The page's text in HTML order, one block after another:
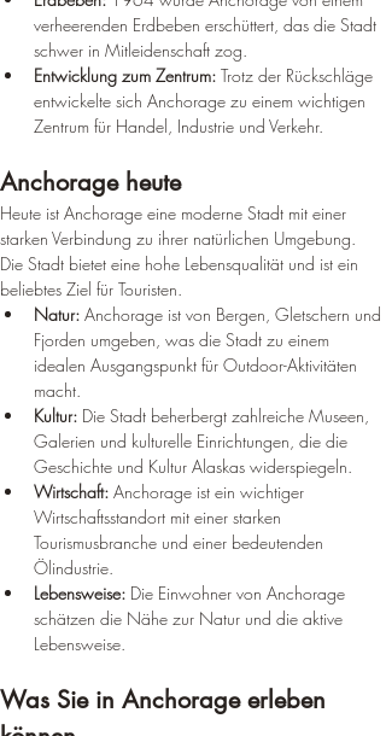
verheerenden Erdbeben erschüttert, das die Stadt
schwer in Mitleidenschaft zog.
Entwicklung zum Zentrum: Trotz der Rückschläge
entwickelte sich Anchorage zu einem wichtigen
Zentrum für Handel, Industrie und Verkehr.
Anchorage heute
Heute ist Anchorage eine moderne Stadt mit einer
starken Verbindung zu ihrer natürlichen Umgebung.
Die Stadt bietet eine hohe Lebensqualität und ist ein
beliebtes Ziel für Touristen.
Natur: Anchorage ist von Bergen, Gletschern und
Fjorden umgeben, was die Stadt zu einem
idealen Ausgangspunkt für Outdoor-Aktivitäten
macht.
Kultur: Die Stadt beherbergt zahlreiche Museen,
Galerien und kulturelle Einrichtungen, die die
Geschichte und Kultur Alaskas widerspiegeln.
Wirtschaft: Anchorage ist ein wichtiger
Wirtschaftsstandort mit einer starken
Tourismusbranche und einer bedeutenden
Ölindustrie.
Lebensweise: Die Einwohner von Anchorage
schätzen die Nähe zur Natur und die aktive
Lebensweise.
Was Sie in Anchorage erleben